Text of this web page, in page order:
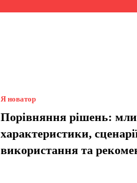
Я новатор
Порівняння рішень:
характеристики,
використання та